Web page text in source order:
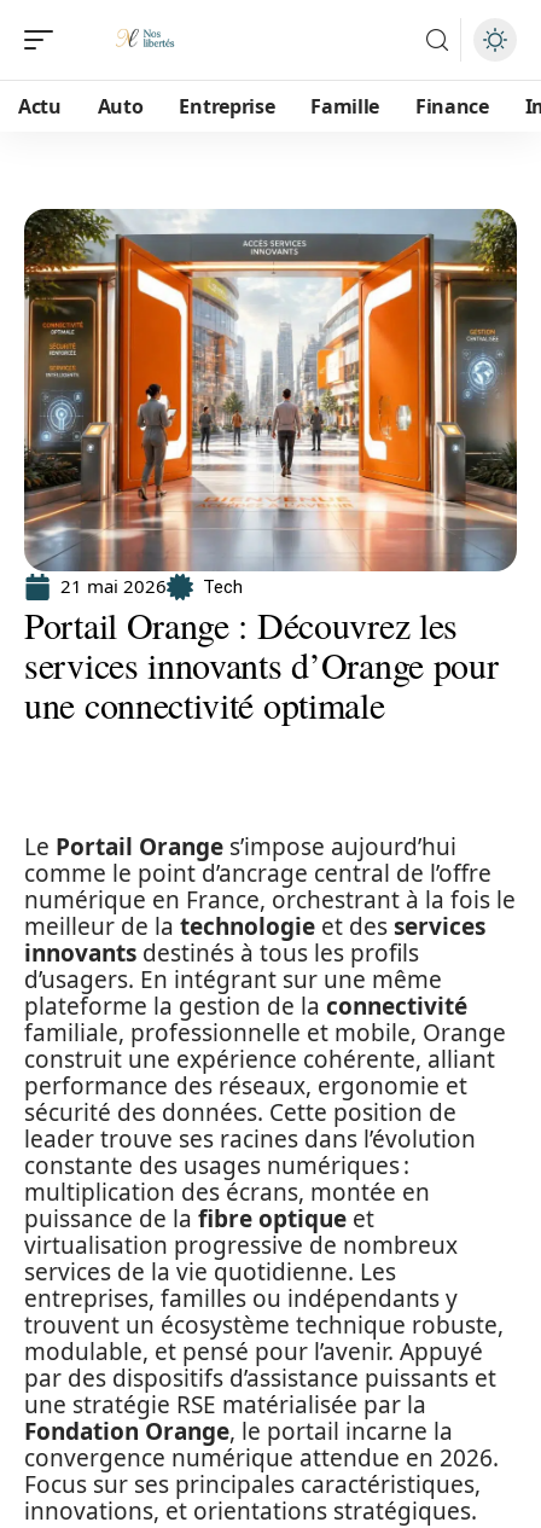
Actu Auto Entreprise Famille Finance
21 mai 2026 Tech
Portail Orange : Découvrez les
services innovants d’Orange pour
une connectivité optimale
Le Portail Orange s’impose aujourd’hui
comme le point d’ancrage central de l’offre
numérique en France, orchestrant à la fois le
meilleur de la technologie et desservices
innovants destinés à tous les profils
d’usagers. En intégrant sur une même
plateforme la gestion de la connectivité
familiale, professionnelle et mobile, Orange
construit une expérience cohérente, alliant
performance des réseaux, ergonomie et
sécurité des données. Cette position de
leader trouve ses racines dans l’évolution
constante des usages numériques :
multiplication des écrans, montée en
puissance de la fibre optique et
virtualisation progressive de nombreux
services de la vie quotidienne. Les
entreprises, familles ou indépendants y
trouvent un écosystème technique robuste,
modulable, et pensé pour l’avenir. Appuyé
par des dispositifs d’assistance puissants et
une stratégie RSE matérialisée par la
Fondation Orange, le portail incarne la
convergence numérique attendue en 2026.
Focus sur ses principales caractéristiques,
innovations, et orientations stratégiques.